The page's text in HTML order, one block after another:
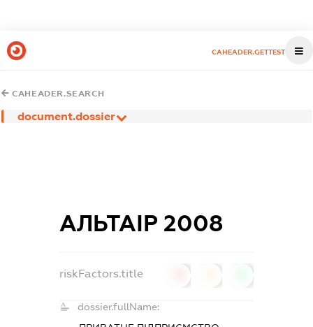
CAHEADER.GETTEST
CAHEADER.SEARCH
document.dossier
АЛЬТАІР 2008
riskFactors.title
dossier.fullName: